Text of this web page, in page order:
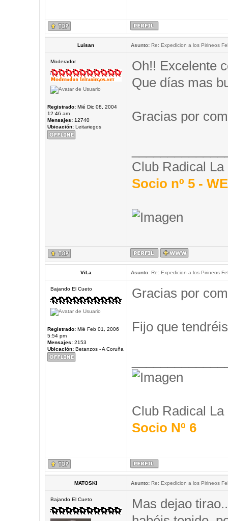
Luisan Asunto:Re: Expedicion a los Pirineos
Moderador
Registrado:Mié Dic 08, 2004
12:46 am
Mensajes:12740
Ubicación:Leitariegos
Oh!! Excelente
Que días mas
Gracias por
Club Radical La
Socio nº 5 -
ViLa Asunto:Re: Expedicion a los Pirineos
Bajando El Cueto
Registrado:Mié Feb 01, 2006
5:54 pm
Mensajes:2153
Ubicación:Betanzos - A Coruña
Gracias por
Fijo que
Club Radical La
Socio Nº 6
MATOSKI Asunto:Re: Expedicion a los Pirineos
Bajando El Cueto
Mas dejao